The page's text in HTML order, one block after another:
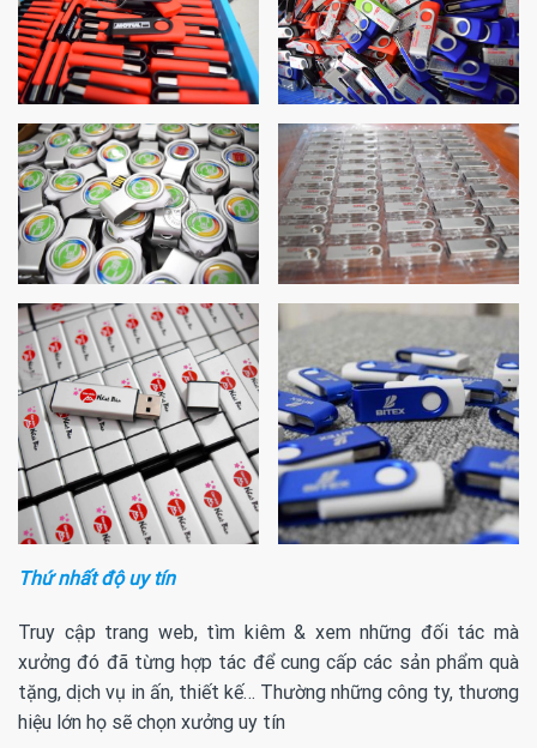
Thứ nhất độ uy tín
Truy cập trang web, tìm kiêm & xem những đối tác mà
xưởng đó đã từng hợp tác để cung cấp các sản phẩm quà
tặng, dịch vụ in ấn, thiết kế… Thường những công ty, thương
hiệu lớn họ sẽ chọn xưởng uy tín